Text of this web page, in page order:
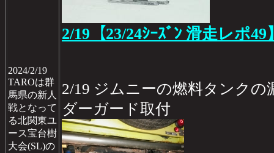
2024/2/19
TAROは群
馬県の新人
戦となって
る北関東ユ
ース宝台樹
大会(SL)の
2/19【23/24ｼｰｽﾞﾝ 滑走レポ49
2/19 ジムニーの燃料タンク
ダーガード取付